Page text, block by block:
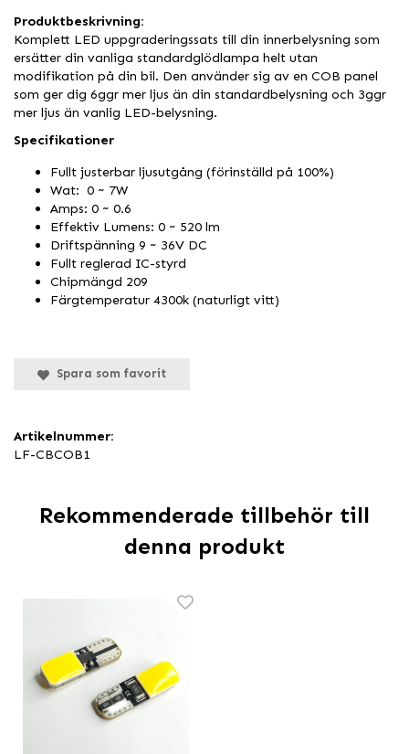
Produktbeskrivning:
Komplett LED uppgraderingssats till din innerbelysning som
ersätter din vanliga standardglödlampa helt utan
modifikation på din bil. Den använder sig av en COB panel
som ger dig 6ggr mer ljus än din standardbelysning och 3ggr
mer ljus än vanlig LED-belysning.
Specifikationer
Fullt justerbar ljusutgång (förinställd på 100%)
Wat: 0 ~ 7W
Amps: 0 ~ 0.6
Effektiv Lumens: 0 ~ 520 lm
Driftspänning 9 ~ 36V DC
Fullt reglerad IC-styrd
Chipmängd 209
Färgtemperatur 4300k (naturligt vitt)
Spara som favorit
Artikelnummer:
LF-CBCOB1
Rekommenderade tillbehör till
denna produkt